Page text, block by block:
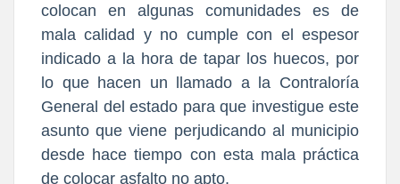
colocan en algunas comunidades es de
mala calidad y no cumple con el espesor
indicado a la hora de tapar los huecos, por
lo que hacen un llamado a la Contraloría
General del estado para que investigue este
asunto que viene perjudicando al municipio
desde hace tiempo con esta mala práctica
de colocar asfalto no apto.